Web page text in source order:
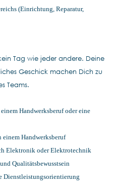
(Einrichtung, Reparatur,
Tag wie jeder andere. Deine
Geschick machen Dich zu
Teams.
Handwerksberuf oder eine
Handwerksberuf
Elektronik oder Elektrotechnik
Qualitätsbewusstsein
Dienstleistungsorientierung